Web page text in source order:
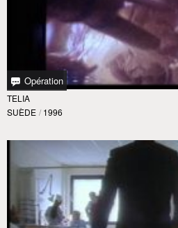
Opération
TELIA
SUÈDE / 1996